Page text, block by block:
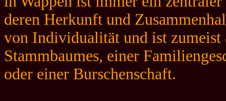
deren Herkunft und
von Individualität und ist zumeist
Stammbaumes, einer
oder einer Burschenschaft.